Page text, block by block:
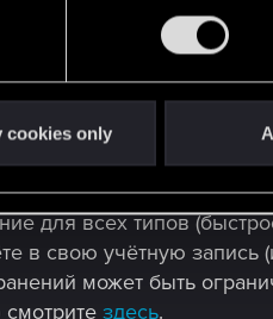
cookies only
меч)
продолжить с того
для всех типов
в свою учётную
может быть
здесь.